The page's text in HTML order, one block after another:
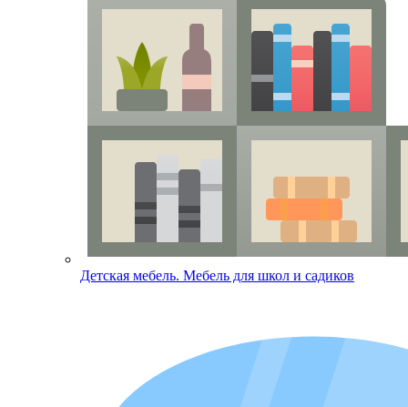
Детская мебель. Мебель для школ и садиков